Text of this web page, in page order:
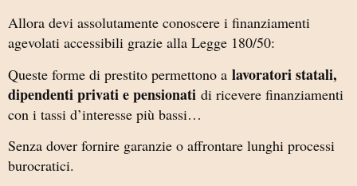
Allora devi assolutamente conoscere i finanziamenti
agevolati accessibili grazie alla Legge 180/50:
Queste forme di prestito permettono a lavoratori statali,
dipendenti privati e pensionati di ricevere finanziamenti
con i tassi d’interesse più bassi…
Senza dover fornire garanzie o affrontare lunghi processi
burocratici.